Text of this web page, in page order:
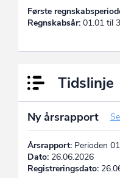
Første
Regnskabsår: 01.01 til
Tidslinje
Ny årsrapport
Årsrapport: Perioden
Dato: 26.06.2026
Registreringsdato: